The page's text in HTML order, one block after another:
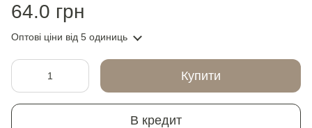
64.0 грн
Оптові ціни від 5 одиниць
Купити
В кредит